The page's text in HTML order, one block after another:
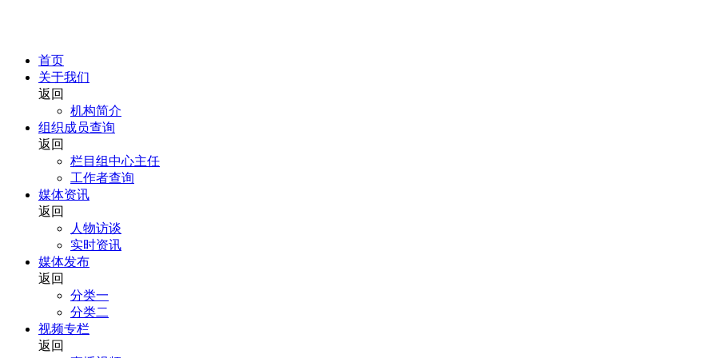
首页
关于我们
返回
机构简介
组织成员查询
返回
栏目组中心主任
工作者查询
媒体资讯
返回
人物访谈
实时资讯
媒体发布
返回
分类一
分类二
视频专栏
返回